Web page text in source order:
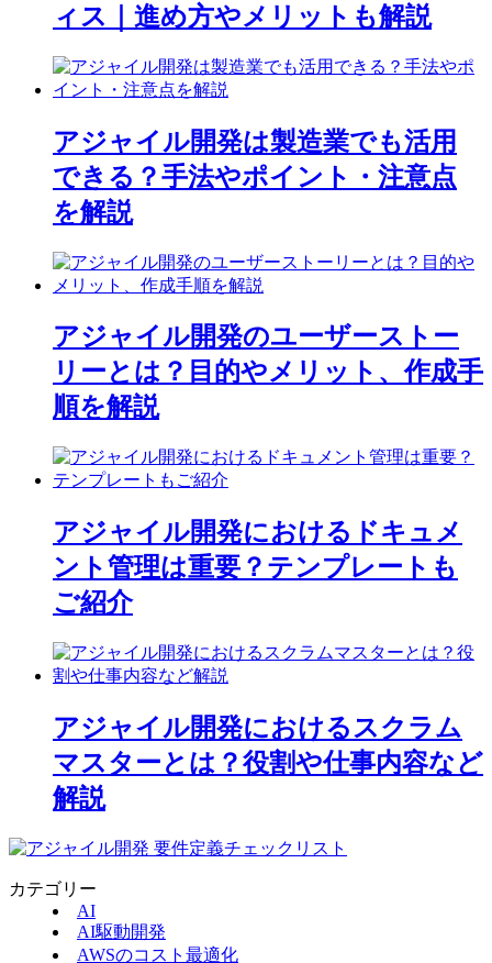
ィス｜進め方やメリットも解説
アジャイル開発は製造業でも活用
できる？手法やポイント・注意点
を解説
アジャイル開発のユーザーストー
リーとは？目的やメリット、作成手
順を解説
アジャイル開発におけるドキュメ
ント管理は重要？テンプレートも
ご紹介
アジャイル開発におけるスクラム
マスターとは？役割や仕事内容など
解説
カテゴリー
AI
AI駆動開発
AWSのコスト最適化